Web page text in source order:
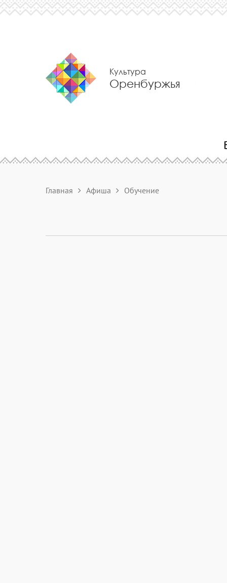
Культура
Оренбуржья
Главная Афиша Обучение